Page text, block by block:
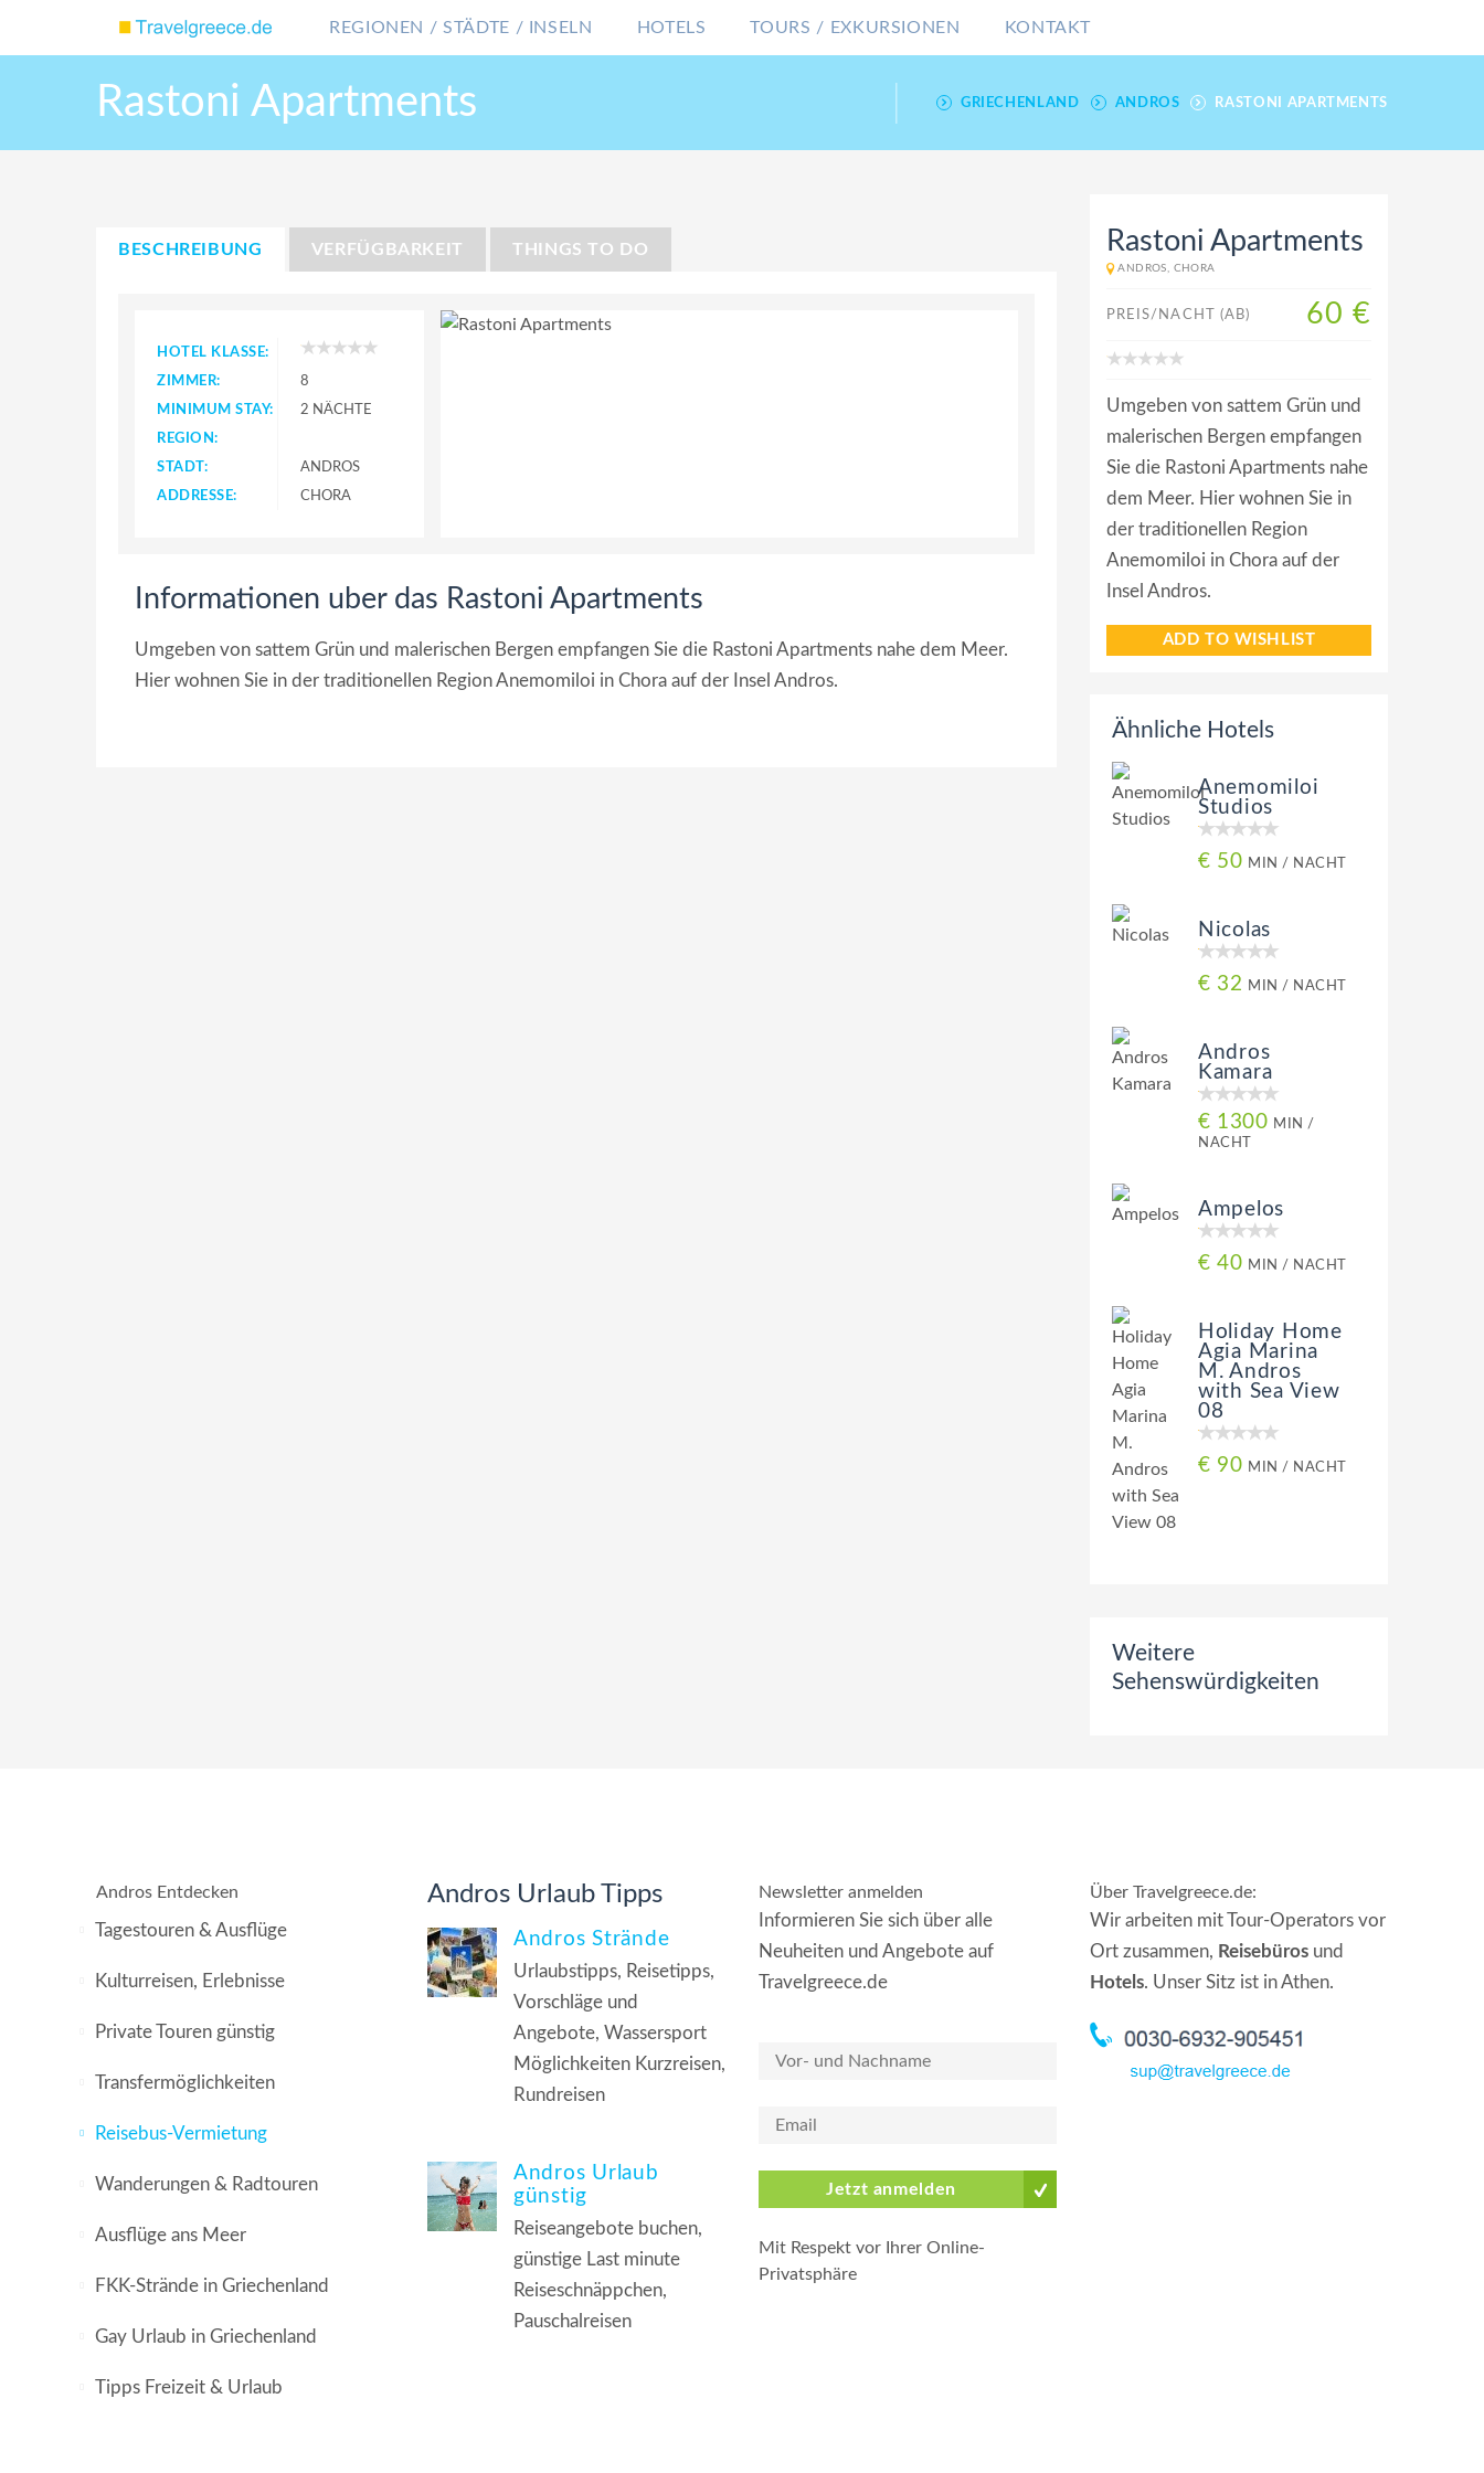
REGIONEN / STÄDTE / INSELN HOTELS TOURS / EXKURSIONEN KONTAKT
Rastoni Apartments GRIECHENLAND ANDROS RASTONI APARTMENTS
BESCHREIBUNG VERFÜGBARKEIT THINGS TO DO
HOTEL KLASSE:
ZIMMER:
8
MINIMUM STAY:
2 NÄCHTE
REGION:
STADT:
ANDROS
ADDRESSE:
CHORA
Informationen uber das Rastoni Apartments
Umgeben von sattem Grün und malerischen Bergen empfangen Sie die Rastoni Apartments nahe dem Meer.
Hier wohnen Sie in der traditionellen Region Anemomiloi in Chora auf der Insel Andros.
Rastoni Apartments
ANDROS, CHORA
PREIS/NACHT (AB) 60 €
Umgeben von sattem Grün und
malerischen Bergen empfangen
Sie die Rastoni Apartments nahe
dem Meer. Hier wohnen Sie in
der traditionellen Region
Anemomiloi in Chora auf der
Insel Andros.
ADD TO WISHLIST
Ähnliche Hotels
Anemomiloi
Studios
€ 50 MIN / NACHT
Nicolas
€ 32 MIN / NACHT
Andros
Kamara
€ 1300 MIN /
NACHT
Ampelos
€ 40 MIN / NACHT
Holiday Home
Agia Marina
M. Andros
with Sea View
08
€ 90 MIN / NACHT
Weitere
Sehenswürdigkeiten
Andros Entdecken
Tagestouren & Ausflüge
Kulturreisen, Erlebnisse
Private Touren günstig
Transfermöglichkeiten
Reisebus-Vermietung
Wanderungen & Radtouren
Ausflüge ans Meer
FKK-Strände in Griechenland
Gay Urlaub in Griechenland
Tipps Freizeit & Urlaub
Andros Urlaub Tipps
Andros Strände
Urlaubstipps, Reisetipps,
Vorschläge und
Angebote, Wassersport
Möglichkeiten Kurzreisen,
Rundreisen
Andros Urlaub
günstig
Reiseangebote buchen,
günstige Last minute
Reiseschnäppchen,
Pauschalreisen
Newsletter anmelden
Informieren Sie sich über alle
Neuheiten und Angebote auf
Travelgreece.de
Jetzt anmelden
Mit Respekt vor Ihrer Online-
Privatsphäre
Über Travelgreece.de:
Wir arbeiten mit Tour-Operators vor
Ort zusammen, Reisebüros und
Hotels. Unser Sitz ist in Athen.